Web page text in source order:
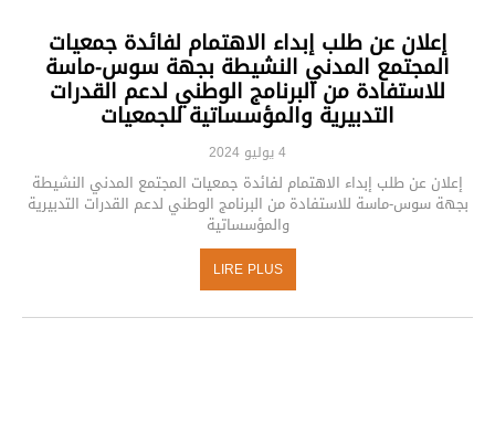
إعلان عن طلب إبداء الاهتمام لفائدة جمعيات
المجتمع المدني النشيطة بجهة سوس-ماسة
للاستفادة من البرنامج الوطني لدعم القدرات
التدبيرية والمؤسساتية للجمعيات
4 يوليو 2024
إعلان عن طلب إبداء الاهتمام لفائدة جمعيات المجتمع المدني النشيطة
بجهة سوس-ماسة للاستفادة من البرنامج الوطني لدعم القدرات التدبيرية
والمؤسساتية
LIRE PLUS